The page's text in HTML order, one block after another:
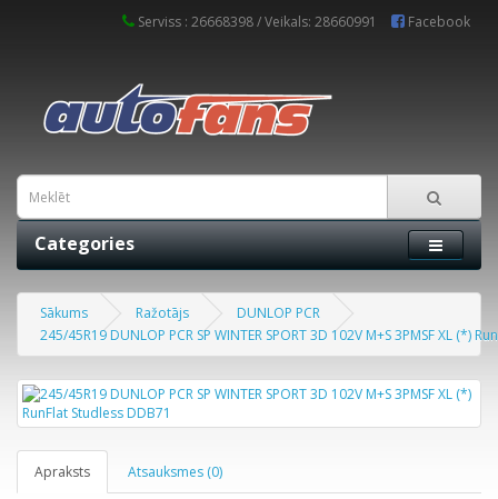
Serviss : 26668398 / Veikals: 28660991 Facebook
Categories
Sākums Ražotājs
DUNLOP PCR
245/45R19 DUNLOP PCR SP WINTER SPORT 3D 102V M+S 3PMSF XL (*)
Apraksts Atsauksmes (0)